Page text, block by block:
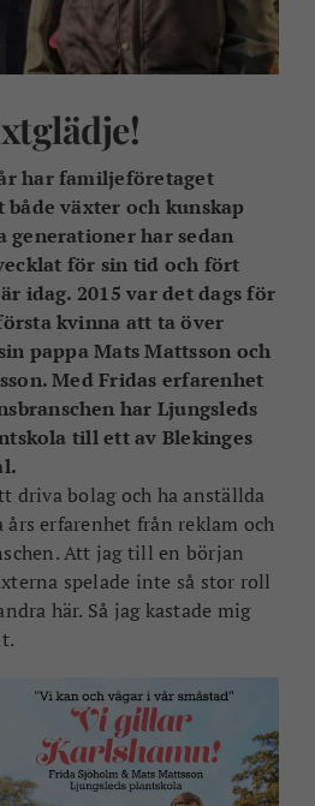
har familjeföretaget
växter och kunskap
generationer har sedan
för sin tid och fört
idag. 2015 var det dags för
kvinna att ta över
pappa Mats Mattsson och
Med Fridas erfarenhet
har Ljungsleds
till ett av Blekinges
driva bolag och ha anställda
erfarenhet från reklam och
Att jag till en början
spelade inte så stor roll
här. Så jag kastade mig